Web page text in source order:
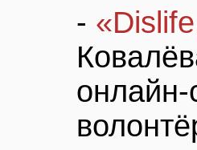
-
онлайн-